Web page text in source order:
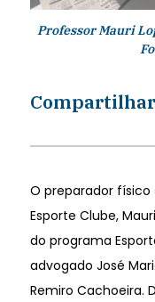
Professor Mauri
Compartilhar
O preparador físico
Esporte Clube,
do programa
advogado José
Remiro Cachoeira.